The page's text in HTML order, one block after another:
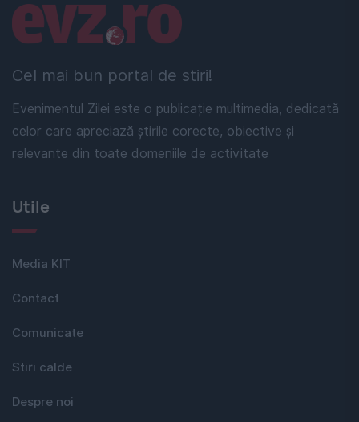
Cel mai bun portal de stiri!
Evenimentul Zilei este o publicație multimedia, dedicată
celor care apreciază știrile corecte, obiective și
relevante din toate domeniile de activitate
Linkuri utile
Utile
Media KIT
Contact
Comunicate
Stiri calde
Despre noi